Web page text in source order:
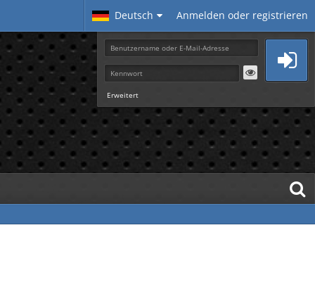
Deutsch Anmelden oder registrieren
Erweitert